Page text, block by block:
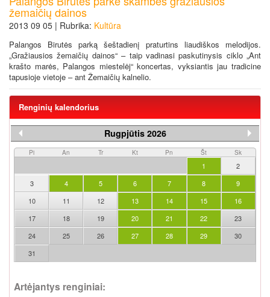
žemaičių dainos
2013 09 05 | Rubrika: Kultūra
Palangos Birutės parką šeštadienį praturtins liaudiškos melodijos.
„Gražiausios žemaičių dainos“ – taip vadinasi paskutinysis ciklo „Ant
krašto marės, Palangos miestelėj“ koncertas, vyksiantis jau tradicine
tapusioje vietoje – ant Žemaičių kalnelio.
Renginių kalendorius
Rugpjūtis 2026
Pi An Tr Kt Pn Št Sk
1
2
3
4 5 6 7 8
9
10
11 12 13 14 15
16
17
18 19 20 21 22
23
24
25 26 27 28 29
30
31
Artėjantys renginiai: